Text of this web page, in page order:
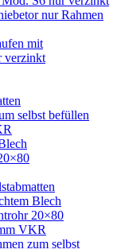
nur Rahmen
mit
verzinkt
selbst befüllen
Blech
20×80
VKR
zum selbst